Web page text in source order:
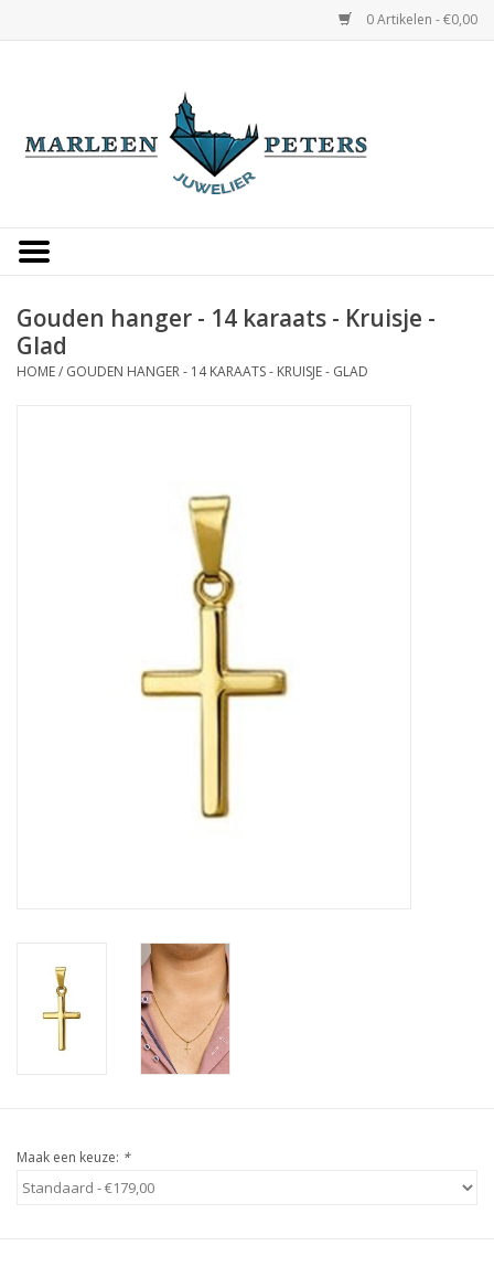
0 Artikelen - €0,00
Gouden hanger - 14 karaats - Kruisje -
Glad
HOME/ GOUDEN HANGER - 14 KARAATS - KRUISJE - GLAD
Maak een keuze: *